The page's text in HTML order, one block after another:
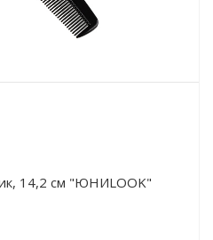
14,2 см "ЮНИLOOK"